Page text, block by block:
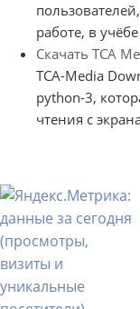
работе, в
Скачать TCA
TCA-Media
python-3,
чтения с